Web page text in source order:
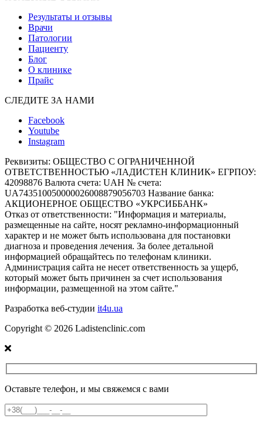
Результаты и отзывы
Врачи
Патологии
Пациенту
Блог
О клинике
Прайс
СЛЕДИТЕ ЗА НАМИ
Facebook
Youtube
Instagram
Реквизиты: ОБЩЕСТВО С ОГРАНИЧЕННОЙ
ОТВЕТСТВЕННОСТЬЮ «ЛАДИСТЕН КЛИНИК» ЕГРПОУ:
42098876 Валюта счета: UAH № счета:
UA743510050000026008879056703 Название банка:
АКЦИОНЕРНОЕ ОБЩЕСТВО «УКРСИББАНК»
Отказ от ответственности: "Информация и материалы,
размещенные на сайте, носят рекламно-информационный
характер и не может быть использована для постановки
диагноза и проведения лечения. За более детальной
информацией обращайтесь по телефонам клиники.
Администрация сайта не несет ответственность за ущерб,
который может быть причинен за счет использования
информации, размещенной на этом сайте."
Разработка веб-студии it4u.ua
Copyright © 2026 Ladistenclinic.com
Оставьте телефон, и мы свяжемся с вами